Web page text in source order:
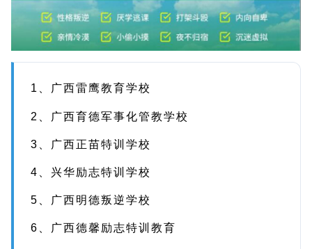
1、广西雷鹰教育学校
2、广西育德军事化管教学校
3、广西正苗特训学校
4、兴华励志特训学校
5、广西明德叛逆学校
6、广西德馨励志特训教育